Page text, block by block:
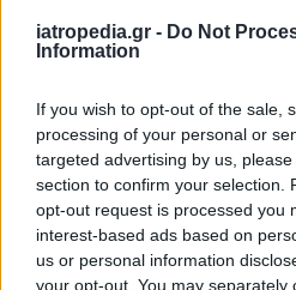
iatropedia.gr - Do Not
Information
If you wish to opt-out of the sale,
processing of your personal or
targeted advertising by us,
section to confirm your selection.
opt-out request is processed you
interest-based ads based on
us or personal information
your opt-out. You may separately
μολυνθεί ή εξολοθρευτεί
εξάπλωση της γρίπης των
γράφουν οι επιστήμονες.
Δεν είναι πια εποχική
Μία άλλη διαφορά είναι
των πτηνών δεν είναι πια
επιδημία του 2015 ήταν